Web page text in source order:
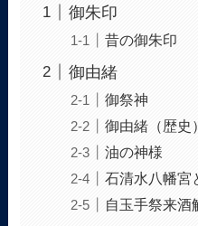
御朱印
昔の御朱印
御由緒
御祭神
御由緒（歴史）
油の神様
石清水八幡宮
自玉手祭来酒